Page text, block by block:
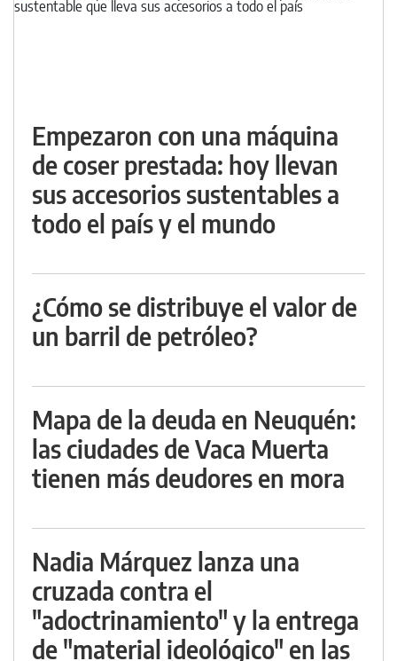
Empezaron con una máquina
de coser prestada: hoy llevan
sus accesorios sustentables a
todo el país y el mundo
¿Cómo se distribuye el valor de
un barril de petróleo?
Mapa de la deuda en Neuquén:
las ciudades de Vaca Muerta
tienen más deudores en mora
Nadia Márquez lanza una
cruzada contra el
"adoctrinamiento" y la entrega
de "material ideológico" en las